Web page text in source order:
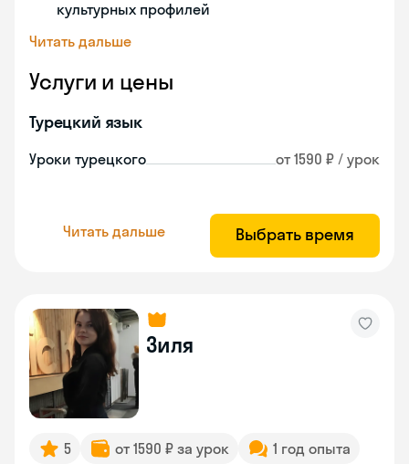
культурных профилей
Читать дальше
Услуги и цены
Турецкий язык
Уроки турецкого от 1590 ₽ / урок
Читать дальше Выбрать время
Зиля
5 от 1590 ₽ за урок 1 год опыта